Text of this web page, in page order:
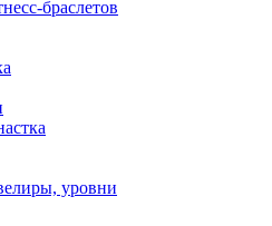
браслетов
уровни